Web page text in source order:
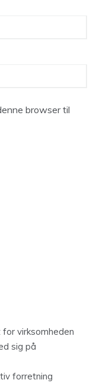
browser til
virksomheden
sig på
forretning